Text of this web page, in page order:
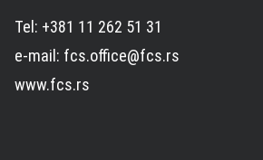
Tel: +381 11 262 51 31
e-mail: fcs.office@fcs.rs
www.fcs.rs